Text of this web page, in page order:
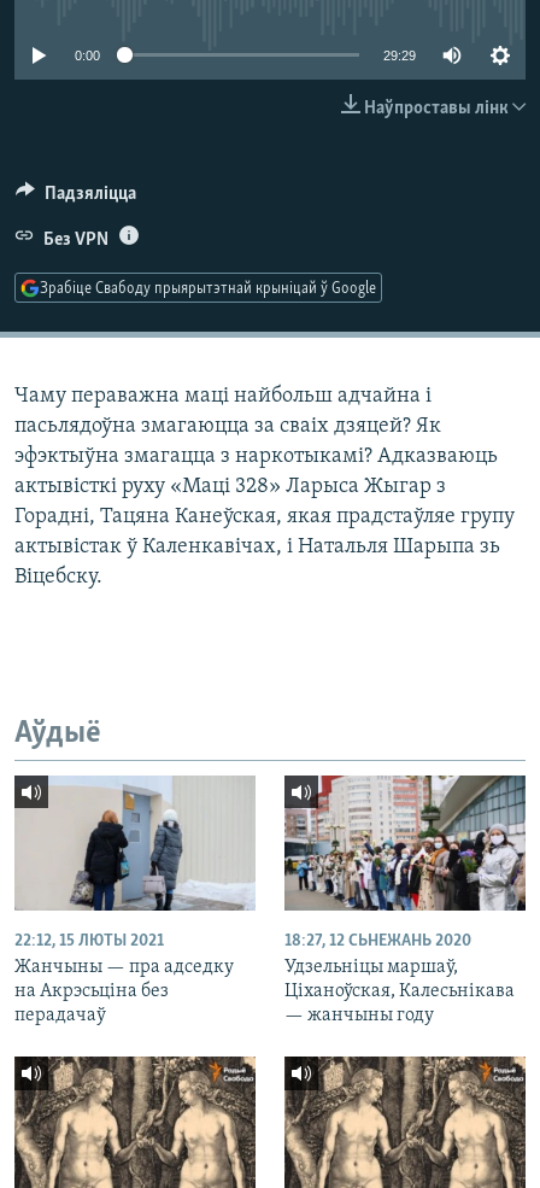
КАЛЯНДАР
НА ХВАЛЯХ СВАБОДЫ
0:00 29:29
Наўпроставы лінк
Падзяліцца
Без VPN
Зрабіце Свабоду прыярытэтнай крыніцай ў Google
Чаму пераважна маці найбольш адчайна і
пасьлядоўна змагаюцца за сваіх дзяцей? Як
эфэктыўна змагацца з наркотыкамі? Адказваюць
актывісткі руху «Маці 328» Ларыса Жыгар з
Горадні, Тацяна Канеўская, якая прадстаўляе групу
актывістак ў Каленкавічах, і Натальля Шарыпа зь
Віцебску.
Аўдыё
22:12, 15 ЛЮТЫ 2021
Жанчыны — пра адседку
на Акрэсьціна без
перадачаў
18:27, 12 СЬНЕЖАНЬ 2020
Удзельніцы маршаў,
Ціханоўская, Калесьнікава
— жанчыны году